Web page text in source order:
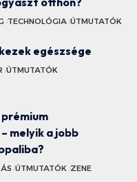
TECHNOLÓGIA ÚTMUTATÓK
egészsége
ÚTMUTATÓK
melyik a jobb
ÚTMUTATÓK ZENE